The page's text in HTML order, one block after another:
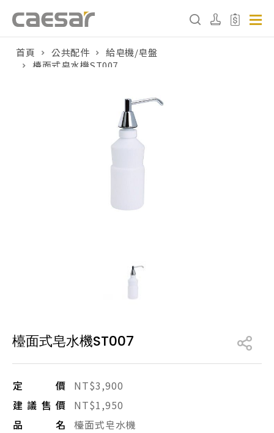
販賣中商品 已下架商品
搜尋產品
首頁 公共配件
給皂機/皂盤
檯面式皂水機ST007
檯面式皂水機ST007
定價
NT$3,900
建議售價
NT$1,950
品名
檯面式皂水機